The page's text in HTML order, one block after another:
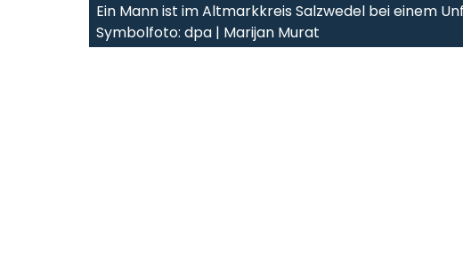
Ein Mann ist im Altmarkkreis Salzwedel bei einem
Symbolfoto: dpa | Marijan Murat